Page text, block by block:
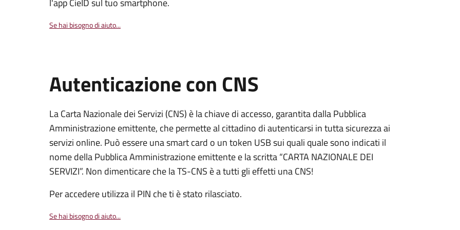
l'app CieID sul tuo smartphone.
Se hai bisogno di aiuto...
Autenticazione con CNS
La Carta Nazionale dei Servizi (CNS) è la chiave di accesso, garantita dalla Pubblica
Amministrazione emittente, che permette al cittadino di autenticarsi in tutta sicurezza ai
servizi online. Può essere una smart card o un token USB sui quali quale sono indicati il
nome della Pubblica Amministrazione emittente e la scritta “CARTA NAZIONALE DEI
SERVIZI”. Non dimenticare che la TS-CNS è a tutti gli effetti una CNS!
Per accedere utilizza il PIN che ti è stato rilasciato.
Se hai bisogno di aiuto...